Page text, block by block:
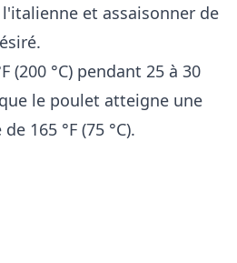
et assaisonner de
(200 °C) pendant 25 à 30
le poulet atteigne une
165 °F (75 °C).